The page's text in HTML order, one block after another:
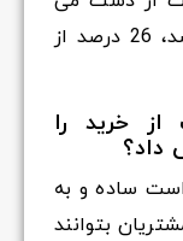
دهند. اگر روند پرداخت پیچیده باشد، 26 درصد از
خرید را
ساده و به
بتوانند